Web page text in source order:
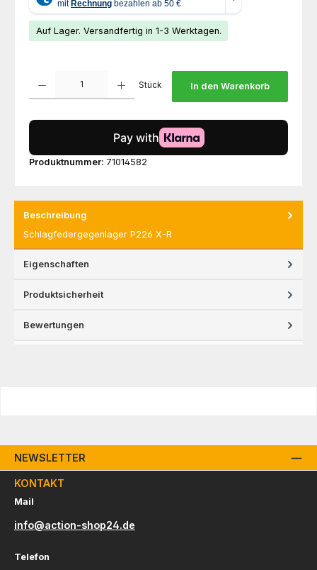
Auf Lager. Versandfertig in 1-3 Werktagen.
Stück In den Warenkorb
Produktnummer: 71014582
Beschreibung
Schlagfedergegenlager P226 X-R
Eigenschaften
Produktsicherheit
Bewertungen
NEWSLETTER
KONTAKT
Mail
info@action-shop24.de
Telefon